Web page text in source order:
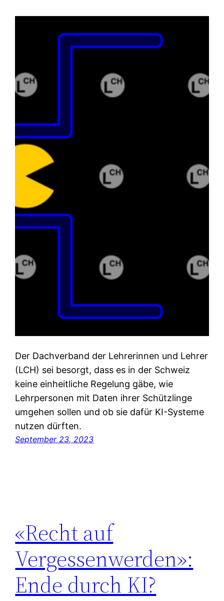
Der Dachverband der Lehrerinnen und Lehrer
(LCH) sei besorgt, dass es in der Schweiz
keine einheitliche Regelung gäbe, wie
Lehrpersonen mit Daten ihrer Schützlinge
umgehen sollen und ob sie dafür KI-Systeme
nutzen dürften.
September 23, 2023
«Recht auf
Vergessenwerden»:
Ende durch KI?